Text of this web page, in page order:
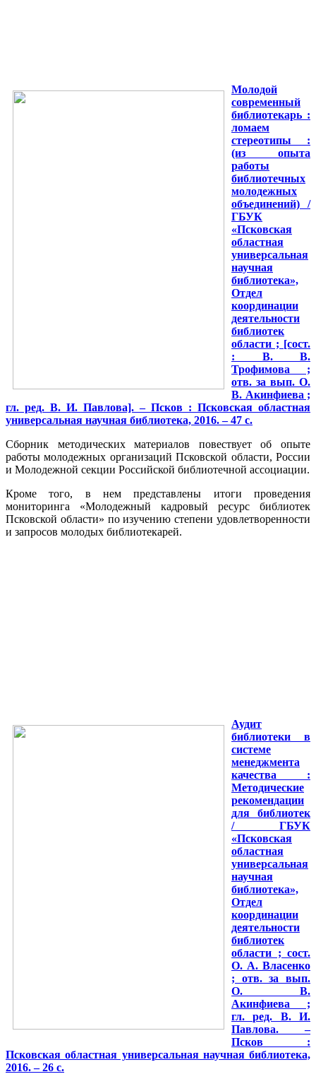
Молодой
современный
библиотекарь :
ломаем
стереотипы :
(из опыта
работы
библиотечных
молодежных
объединений) /
ГБУК
«Псковская
областная
универсальная
научная
библиотека»,
Отдел
координации
деятельности
библиотек
области ; [сост.
: В. В.
Трофимова ;
отв. за вып. О.
В. Акинфиева ;
гл. ред. В. И. Павлова]. – Псков : Псковская областная
универсальная научная библиотека, 2016. – 47 с.
Сборник методических материалов повествует об опыте
работы молодежных организаций Псковской области, России
и Молодежной секции Российской библиотечной ассоциации.
Кроме того, в нем представлены итоги проведения
мониторинга «Молодежный кадровый ресурс библиотек
Псковской области» по изучению степени удовлетворенности
и запросов молодых библиотекарей.
Аудит
библиотеки в
системе
менеджмента
качества :
Методические
рекомендации
для библиотек
/ ГБУК
«Псковская
областная
универсальная
научная
библиотека»,
Отдел
координации
деятельности
библиотек
области ; сост.
О. А. Власенко
; отв. за вып.
О. В.
Акинфиева ;
гл. ред. В. И.
Павлова. –
Псков :
Псковская областная универсальная научная библиотека,
2016. – 26 с.